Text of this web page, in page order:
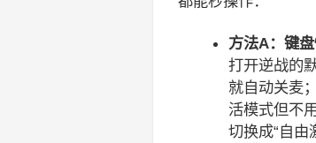
方法A：键
打开逆战的
就自动关麦
活模式但不
切换成“自由